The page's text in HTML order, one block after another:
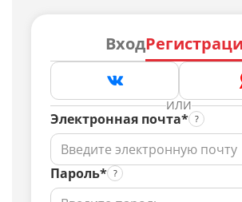
Вход
ИЛИ
Электронная почта*
Пароль*